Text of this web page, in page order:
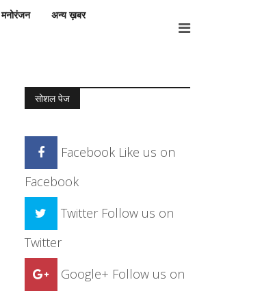
मनोरंजन अन्य ख़बर
सोशल पेज
Facebook Like us on
Facebook
Twitter Follow us on
Twitter
Google+ Follow us on